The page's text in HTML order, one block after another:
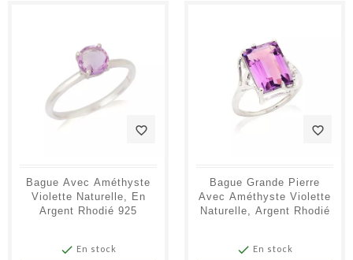
favorite_border
Bague Avec Améthyste
Violette Naturelle, En
Argent Rhodié 925
 En stock
favorite_border
Bague Grande Pierre
Avec Améthyste Violette
Naturelle, Argent Rhodié
 En stock